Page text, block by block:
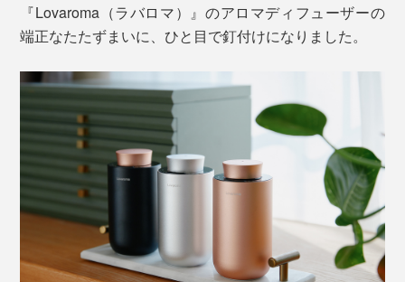
『Lovaroma（ラバロマ）』のアロマディフューザーの
端正なたたずまいに、ひと目で釘付けになりました。